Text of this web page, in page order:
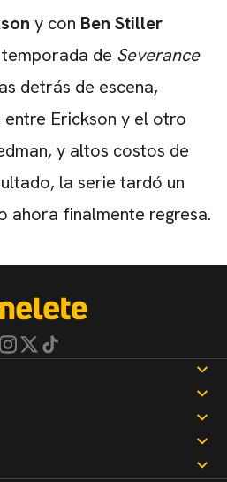
y con Ben Stiller
de Severance
detrás de escena,
entre Erickson y el otro
y altos costos de
la serie tardó un
ahora finalmente regresa.